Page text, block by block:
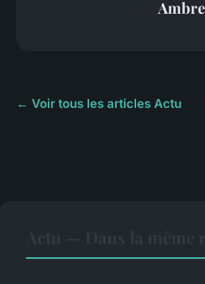
Ambre
← Voir tous les articles Actu